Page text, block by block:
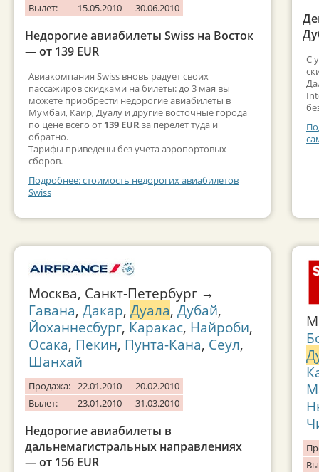
Вылет:
15.05.2010 — 30.06.2010
Недорогие авиабилеты Swiss на Восток
— от 139 EUR
Авиакомпания Swiss вновь радует своих
пассажиров скидками на билеты: до 3 мая вы
можете приобрести недорогие авиабилеты в
Мумбаи, Каир, Дуалу и другие восточные города
по цене всего от 139 EURза перелет туда и
обратно.
Тарифы приведены без учета аэропортовых
сборов.
Подробнее: стоимость недорогих авиабилетов
Swiss
Москва, Санкт-Петербург →
Гавана, Дакар, Дуала, Дубай,
Йоханнесбург, Каракас, Найроби,
Осака, Пекин, Пунта-Кана, Сеул,
Шанхай
Продажа: 22.01.2010 — 20.02.2010
Вылет:
23.01.2010 — 31.03.2010
Недорогие авиабилеты в
дальнемагистральных направлениях
— от 156 EUR
С